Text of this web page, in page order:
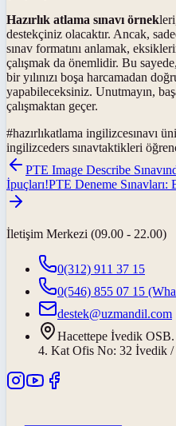
Hazırlık atlama sınavı örnek
destekçiniz olacaktır. Ancak,
sınav formatını anlamak,
çalışmak da önemlidir. Bu
bir yılınızı boşa harcamadan
yapabileceksiniz. Unutmayın,
çalışmaktan geçer.
#hazırlıkatlama ingilizcesınavı
ingilizceders sınavtaktikleri
PTE Image Describe
İpuçları!PTE Deneme Sınavları:
İletişim Merkezi (09.00 - 22.00)
0(312) 911 37 15
0(546) 855 07 15
destek@uzmandil.com
Hacettepe İvedik
4. Kat Ofis No: 32 İvedik